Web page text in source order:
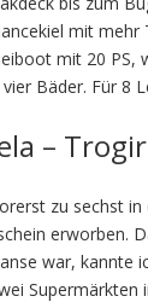
mit mehr
mit 20 PS,
Bäder. Für 8
– Trogir
zu sechst
erworben.
war, kannte